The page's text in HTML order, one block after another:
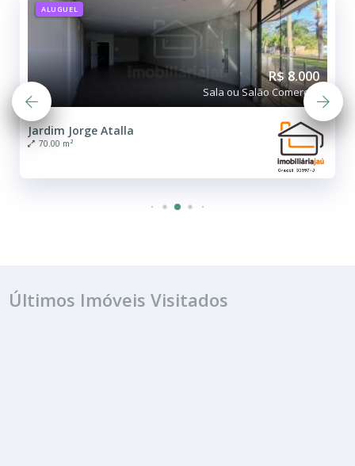
ALUGUEL
R$ 8.000
Sala ou Salão Comercial
Jardim Jorge Atalla
70.00 m²
Últimos Imóveis Visitados